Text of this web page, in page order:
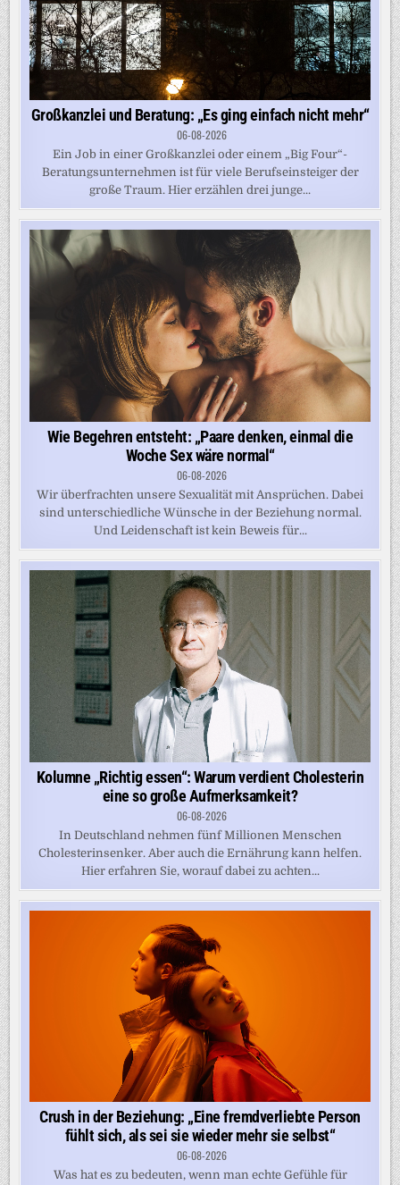
Großkanzlei und Beratung: „Es ging einfach nicht mehr“
06-08-2026
Ein Job in einer Großkanzlei oder einem „Big Four“-
Beratungsunternehmen ist für viele Berufseinsteiger der
große Traum. Hier erzählen drei junge...
Wie Begehren entsteht: „Paare denken, einmal die
Woche Sex wäre normal“
06-08-2026
Wir überfrachten unsere Sexualität mit Ansprüchen. Dabei
sind unterschiedliche Wünsche in der Beziehung normal.
Und Leidenschaft ist kein Beweis für...
Kolumne „Richtig essen“: Warum verdient Cholesterin
eine so große Aufmerksamkeit?
06-08-2026
In Deutschland nehmen fünf Millionen Menschen
Cholesterinsenker. Aber auch die Ernährung kann helfen.
Hier erfahren Sie, worauf dabei zu achten...
Crush in der Beziehung: „Eine fremdverliebte Person
fühlt sich, als sei sie wieder mehr sie selbst“
06-08-2026
Was hat es zu bedeuten, wenn man echte Gefühle für